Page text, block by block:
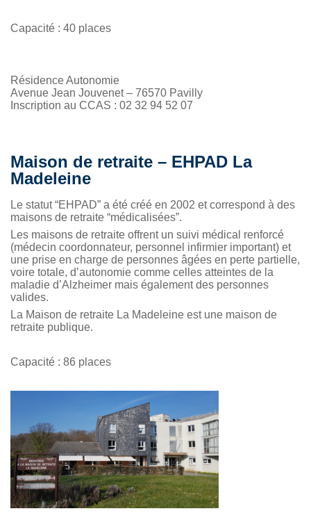
Capacité : 40 places
Résidence Autonomie
Avenue Jean Jouvenet – 76570 Pavilly
Inscription au CCAS : 02 32 94 52 07
Maison de retraite – EHPAD La
Madeleine
Le statut “EHPAD” a été créé en 2002 et correspond à des
maisons de retraite “médicalisées”.
Les maisons de retraite offrent un suivi médical renforcé
(médecin coordonnateur, personnel infirmier important) et
une prise en charge de personnes âgées en perte partielle,
voire totale, d’autonomie comme celles atteintes de la
maladie d’Alzheimer mais également des personnes
valides.
La Maison de retraite La Madeleine est une maison de
retraite publique.
Capacité : 86 places